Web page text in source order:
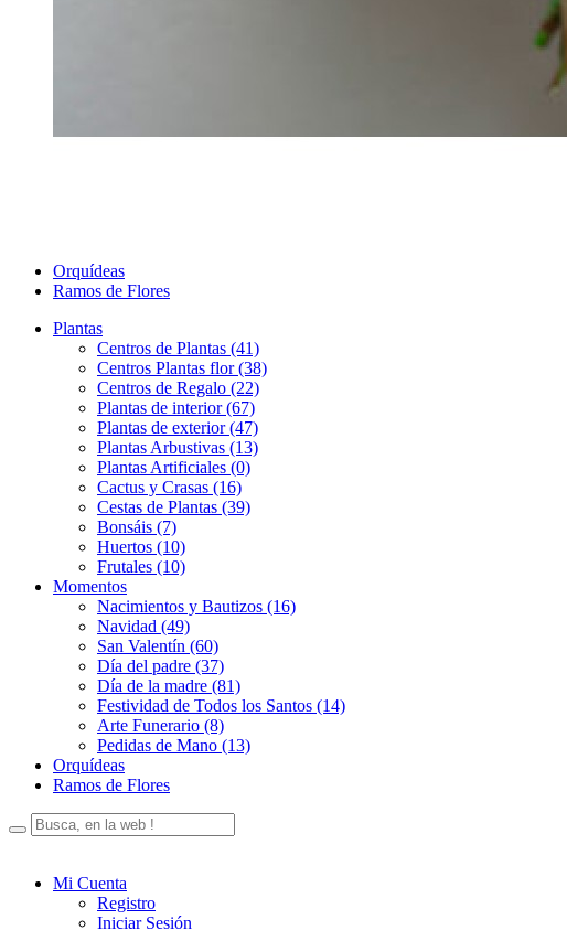
Orquídeas
Ramos de Flores
Plantas
Centros de Plantas (41)
Centros Plantas flor (38)
Centros de Regalo (22)
Plantas de interior (67)
Plantas de exterior (47)
Plantas Arbustivas (13)
Plantas Artificiales (0)
Cactus y Crasas (16)
Cestas de Plantas (39)
Bonsáis (7)
Huertos (10)
Frutales (10)
Momentos
Nacimientos y Bautizos (16)
Navidad (49)
San Valentín (60)
Día del padre (37)
Día de la madre (81)
Festividad de Todos los Santos (14)
Arte Funerario (8)
Pedidas de Mano (13)
Orquídeas
Ramos de Flores
Mi Cuenta
Registro
Iniciar Sesión